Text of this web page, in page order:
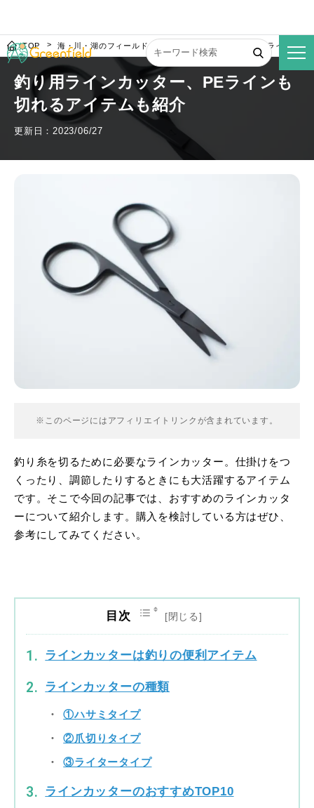
TOP 海・川・湖のフィールド 釣り用ラインカッター、PEラインも切
釣り用ラインカッター、PEラインも
切れるアイテムも紹介
更新日：2023/06/27
※このページにはアフィリエイトリンクが含まれています。
釣り糸を切るために必要なラインカッター。仕掛けをつ
くったり、調節したりするときにも大活躍するアイテム
です。そこで今回の記事では、おすすめのラインカッタ
ーについて紹介します。購入を検討している方はぜひ、
参考にしてみてください。
目次
ラインカッターは釣りの便利アイテム
ラインカッターの種類
①ハサミタイプ
②爪切りタイプ
③ライタータイプ
ラインカッターのおすすめTOP10